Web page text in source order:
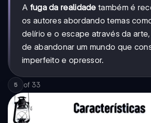
A fuga da realidade também é
os autores abordando temas
delírio e o escape através da
de abandonar um mundo que
imperfeito e opressor.
5 of 33